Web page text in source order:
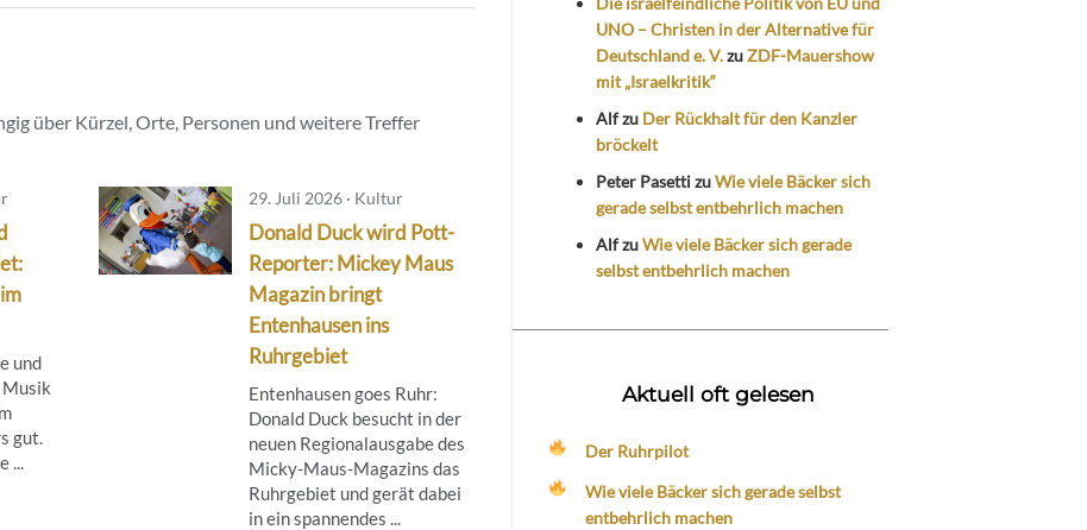
über Kürzel, Orte, Personen und weitere Treffer
und
gut.
29. Juli 2026 · Kultur
Donald Duck wird Pott-
Reporter: Mickey Maus
Magazin bringt
Entenhausen ins
Ruhrgebiet
Entenhausen goes Ruhr:
Donald Duck besucht in der
neuen Regionalausgabe des
Micky‑Maus‑Magazins das
Ruhrgebiet und gerät dabei
in ein spannendes ...
UNO – Christen in der Alternative für
Deutschland e. V.zuZDF-Mauershow
mit „Israelkritik“
Alfzu Der Rückhalt für den Kanzler
bröckelt
Peter PasettizuWie viele Bäcker sich
gerade selbst entbehrlich machen
AlfzuWie viele Bäcker sich gerade
selbst entbehrlich machen
Aktuell oft gelesen
Der Ruhrpilot
Wie viele Bäcker sich gerade selbst
entbehrlich machen